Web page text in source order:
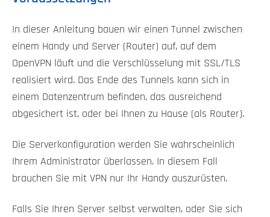
In dieser Anleitung bauen wir einen Tunnel zwischen
einem Handy und Server (Router) auf, auf dem
OpenVPN läuft und die Verschlüsselung mit SSL/TLS
realisiert wird. Das Ende des Tunnels kann sich in
einem Datenzentrum befinden, das ausreichend
abgesichert ist, oder bei Ihnen zu Hause (als Router).
Die Serverkonfiguration werden Sie wahrscheinlich
Ihrem Administrator überlassen. In diesem Fall
brauchen Sie mit VPN nur Ihr Handy auszurüsten.
Falls Sie Ihren Server selbst verwalten, oder Sie sich